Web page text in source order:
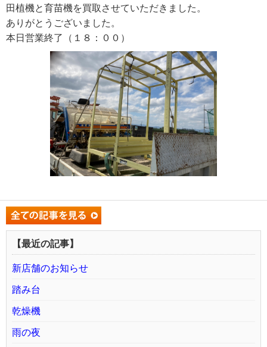
田植機と育苗機を買取させていただきました。
ありがとうございました。
本日営業終了（１８：００）
【最近の記事】
新店舗のお知らせ
踏み台
乾燥機
雨の夜